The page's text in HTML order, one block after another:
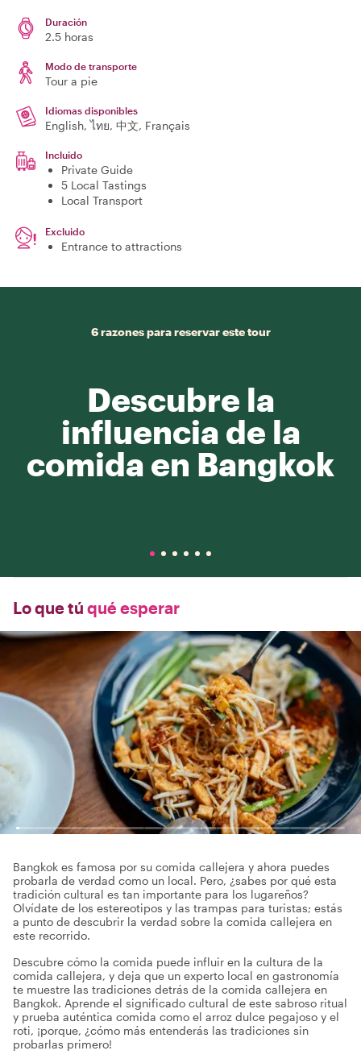
Duración
2.5 horas
Modo de transporte
Tour a pie
Idiomas disponibles
English, ไทย, 中文, Français
Incluido
Private Guide
5 Local Tastings
Local Transport
Excluido
Entrance to attractions
6 razones para reservar este tour
Descubre la
influencia de la
comida en Bangkok
Lo que tú qué esperar
Bangkok es famosa por su comida callejera y ahora puedes
probarla de verdad como un local. Pero, ¿sabes por qué esta
tradición cultural es tan importante para los lugareños?
Olvídate de los estereotipos y las trampas para turistas; estás
a punto de descubrir la verdad sobre la comida callejera en
este recorrido.
Descubre cómo la comida puede influir en la cultura de la
comida callejera, y deja que un experto local en gastronomía
te muestre las tradiciones detrás de la comida callejera en
Bangkok. Aprende el significado cultural de este sabroso ritual
y prueba auténtica comida como el arroz dulce pegajoso y el
roti, ¡porque, ¿cómo más entenderás las tradiciones sin
probarlas primero!